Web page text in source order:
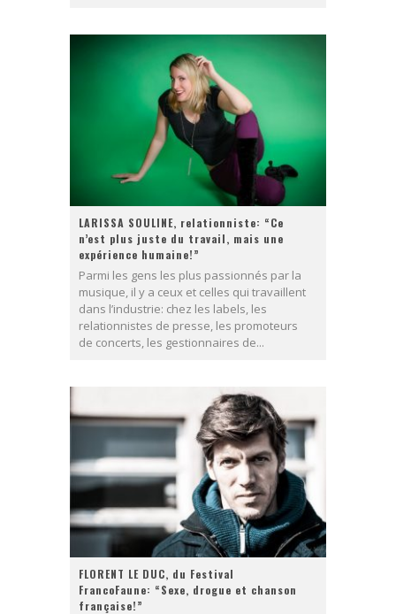
LARISSA SOULINE, relationniste: “Ce
n’est plus juste du travail, mais une
expérience humaine!”
Parmi les gens les plus passionnés par la
musique, il y a ceux et celles qui travaillent
dans l’industrie: chez les labels, les
relationnistes de presse, les promoteurs
de concerts, les gestionnaires de...
FLORENT LE DUC, du Festival
FrancoFaune: “Sexe, drogue et chanson
française!”